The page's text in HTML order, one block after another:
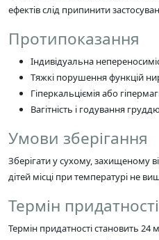
ефектів слід припинити
Протипоказання
Індивідуальна
Тяжкі порушення функцій
Гіперкальціємія або
Вагітність і годування
Умови зберігання
Зберігати у сухому, захищеному
дітей місці при температурі не
Термін придатності
Термін придатності становить 24